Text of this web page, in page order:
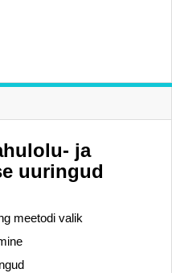
ja
uuringud
meetodi valik